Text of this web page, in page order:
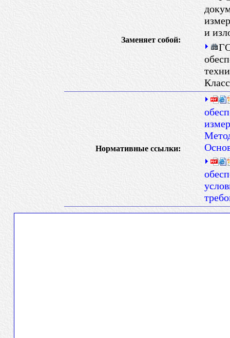
Заменяет собой:
и
Нормативные ссылки: